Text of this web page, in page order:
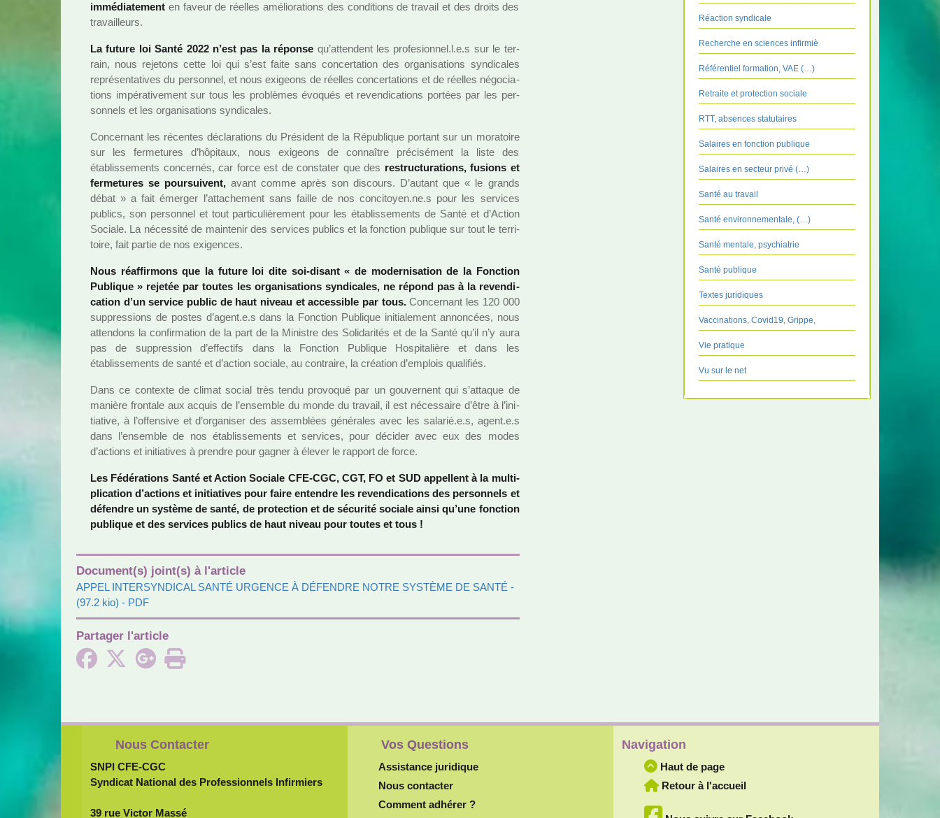
immé­dia­te­ment en faveur de réel­les amé­lio­ra­tions des condi­tions de tra­vail et des droits des
tra­vailleurs.
La future loi Santé 2022 n’est pas la réponse qu’atten­dent les pro­fe­sion­nel.l.e.s sur le ter­
rain, nous reje­tons cette loi qui s’est faite sans concer­ta­tion des orga­ni­sa­tions syn­di­ca­les
repré­sen­ta­ti­ves du per­son­nel, et nous exi­geons de réel­les concer­ta­tions et de réel­les négo­cia­
tions impé­ra­ti­ve­ment sur tous les pro­blè­mes évoqués et reven­di­ca­tions por­tées par les per­
son­nels et les orga­ni­sa­tions syn­di­ca­les.
Concernant les récen­tes décla­ra­tions du Président de la République por­tant sur un mora­toire
sur les fer­me­tu­res d’hôpi­taux, nous exi­geons de connaî­tre pré­ci­sé­ment la liste des
établissements concer­nés, car force est de cons­ta­ter que des restruc­tu­ra­tions, fusions et
fer­me­tu­res se pour­sui­vent, avant comme après son dis­cours. D’autant que « le grands
débat » a fait émerger l’atta­che­ment sans faille de nos conci­toyen.ne.s pour les ser­vi­ces
publics, son per­son­nel et tout par­ti­cu­liè­re­ment pour les établissements de Santé et d’Action
Sociale. La néces­sité de main­te­nir des ser­vi­ces publics et la fonc­tion publi­que sur tout le ter­ri­
toire, fait partie de nos exi­gen­ces.
Nous réaf­fir­mons que la future loi dite soi-disant « de moder­ni­sa­tion de la Fonction
Publique » reje­tée par toutes les orga­ni­sa­tions syn­di­ca­les, ne répond pas à la reven­di­
ca­tion d’un ser­vice public de haut niveau et acces­si­ble par tous.Concernant les 120 000
sup­pres­sions de postes d’agent.e.s dans la Fonction Publique ini­tia­le­ment annon­cées, nous
atten­dons la confir­ma­tion de la part de la Ministre des Solidarités et de la Santé qu’il n’y aura
pas de sup­pres­sion d’effec­tifs dans la Fonction Publique Hospitalière et dans les
établissements de santé et d’action sociale, au contraire, la créa­tion d’emplois qua­li­fiés.
Dans ce contexte de climat social très tendu pro­vo­qué par un gou­ver­nent qui s’atta­que de
manière fron­tale aux acquis de l’ensem­ble du monde du tra­vail, il est néces­saire d’être à l’ini­
tia­tive, à l’offen­sive et d’orga­ni­ser des assem­blées géné­ra­les avec les sala­rié.e.s, agent.e.s
dans l’ensem­ble de nos établissements et ser­vi­ces, pour déci­der avec eux des modes
d’actions et ini­tia­ti­ves à pren­dre pour gagner à élever le rap­port de force.
Les Fédérations Santé et Action Sociale CFE-CGC, CGT, FO et SUD appel­lent à la mul­ti­
pli­ca­tion d’actions et ini­tia­ti­ves pour faire enten­dre les reven­di­ca­tions des per­son­nels et
défen­dre un sys­tème de santé, de pro­tec­tion et de sécu­rité sociale ainsi qu’une fonc­tion
publi­que et des ser­vi­ces publics de haut niveau pour toutes et tous !
Document(s) joint(s) à l'article
APPEL INTERSYNDICAL SANTÉ URGENCE À DÉFENDRE NOTRE SYSTÈME DE SANTÉ -
(97.2 kio) - PDF
Partager l'article
Réaction syndicale
Recherche en sciences infirmiè
Référentiel formation, VAE (…)
Retraite et protection sociale
RTT, absences statutaires
Salaires en fonction publique
Salaires en secteur privé (…)
Santé au travail
Santé environnementale, (…)
Santé mentale, psychiatrie
Santé publique
Textes juridiques
Vaccinations, Covid19, Grippe,
Vie pratique
Vu sur le net
Nous Contacter
SNPI CFE-CGC
Syndicat National des Professionnels Infirmiers
39 rue Victor Massé
Vos Questions
Assistance juridique
Nous contacter
Comment adhérer ?
Navigation
Haut de page
Retour à l'accueil